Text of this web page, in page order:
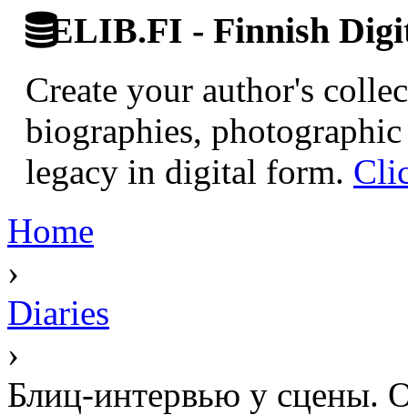
ELIB.FI - Finnish
Create your author's
biographies,
legacy in digital form.
Home
›
Diaries
›
Блиц-интервью у